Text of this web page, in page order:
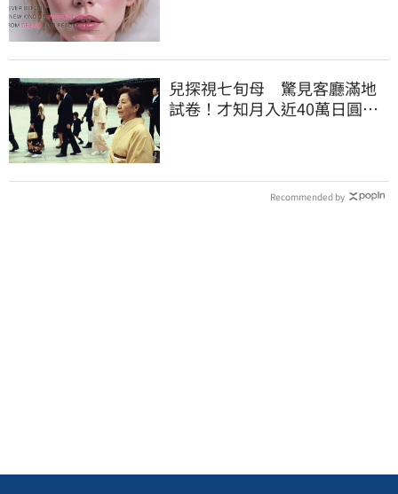
兒探視七旬母 驚見客廳滿地
試卷！才知月入近40萬日圓
Recommended by